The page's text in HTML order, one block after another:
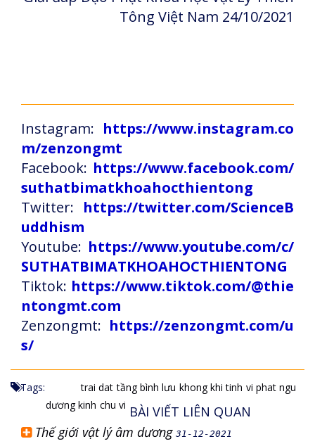
Tông Việt Nam 24/10/2021
Instagram: https://www.instagram.co
m/zenzongmt
Facebook: https://www.facebook.com/
suthatbimatkhoahocthientong
Twitter: https://twitter.com/ScienceB
uddhism
Youtube: https://www.youtube.com/c/
SUTHATBIMATKHOAHOCTHIENTONG
Tiktok: https://www.tiktok.com/@thie
ntongmt.com
Zenzongmt: https://zenzongmt.com/u
s/
Tags: trai dat tầng bình lưu khong khi tinh vi phat ngu
dương kinh chu vi BÀI VIẾT LIÊN QUAN
Thế giới vật lý âm dương 31-12-2021